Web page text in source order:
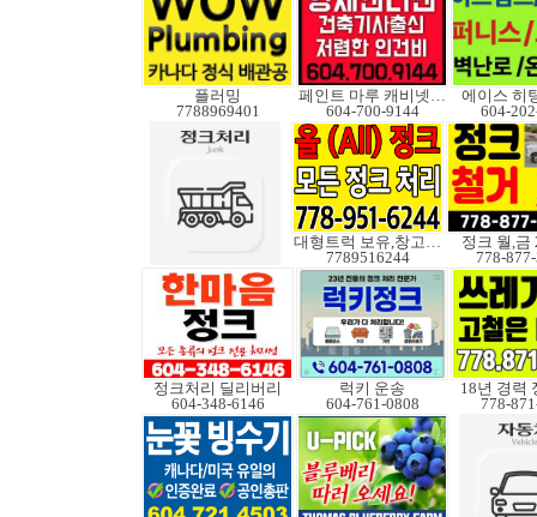
플러밍
7788969401
페인트 마루 캐비넷코팅
604-700-9144
에이스 히
604-
대형트럭 보유,창고보관
7789516244
정크 월,금
778-
정크처리 딜리버리
604-348-6146
럭키 운송
604-761-0808
18년 경력
778-